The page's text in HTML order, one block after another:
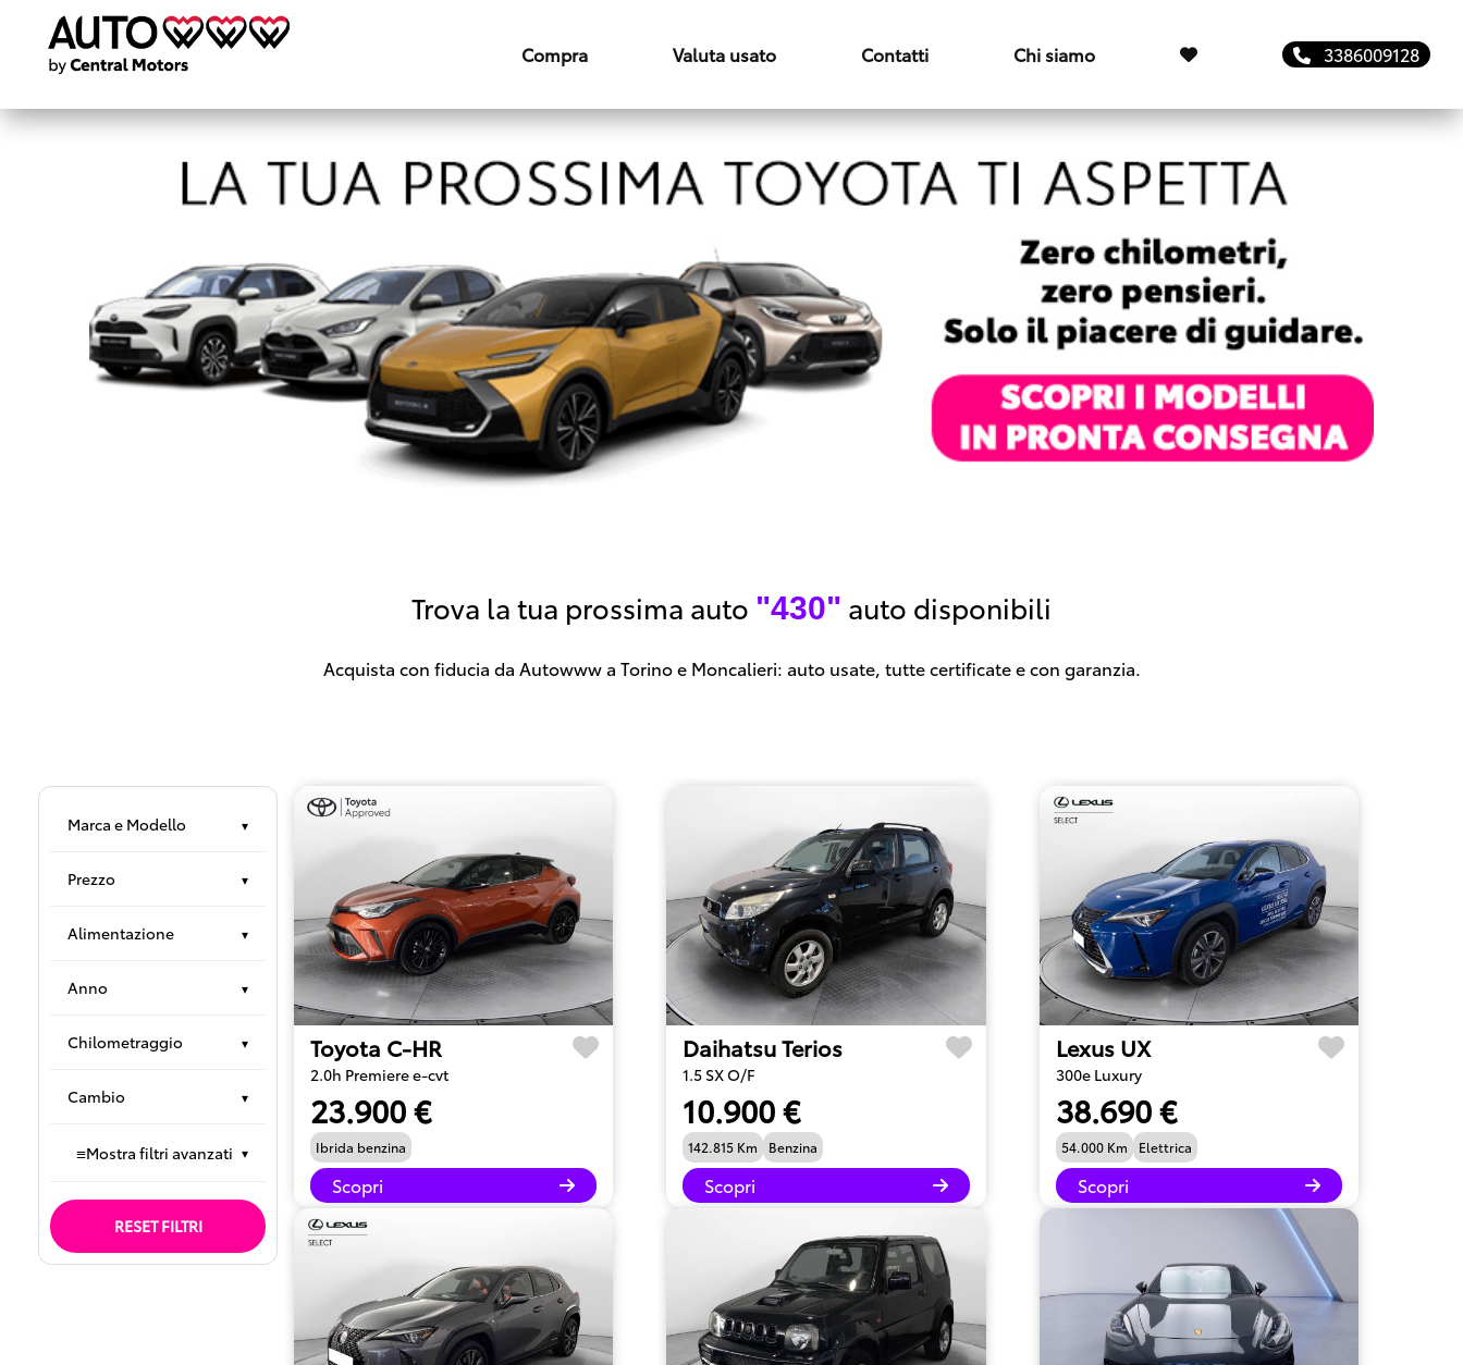
Compra Valuta usato Contatti Chi siamo 3386009128
Trova la tua prossima auto "430" auto disponibili
Acquista con fiducia da Autowww a Torino e Moncalieri: auto usate, tutte certificate e con garanzia.
Marca e Modello ▾
Prezzo ▾
Alimentazione ▾
Anno ▾
Chilometraggio ▾
Cambio ▾
≡Mostra filtri avanzati ▾
RESET FILTRI
Toyota C-HR
2.0h Premiere e-cvt
23.900 €
Ibrida benzina
Scopri
Daihatsu Terios
1.5 SX O/F
10.900 €
142.815 Km Benzina
Scopri
Lexus UX
300e Luxury
38.690 €
54.000 Km Elettrica
Scopri